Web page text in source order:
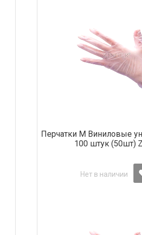
Перчатки М Виниловые
100 штук (50шт)
Нет в наличии